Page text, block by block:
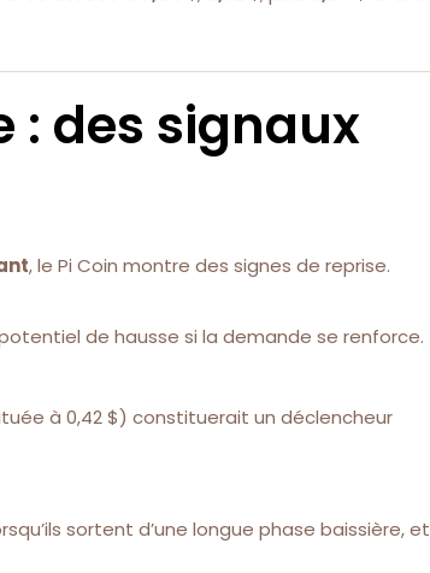
: des signaux
, le Pi Coin montre des signes de reprise.
de hausse si la demande se renforce.
à 0,42 $) constituerait un déclencheur
sortent d’une longue phase baissière, et